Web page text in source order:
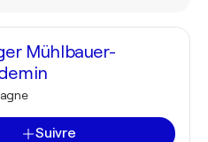
Mühlbauer-
Suivre